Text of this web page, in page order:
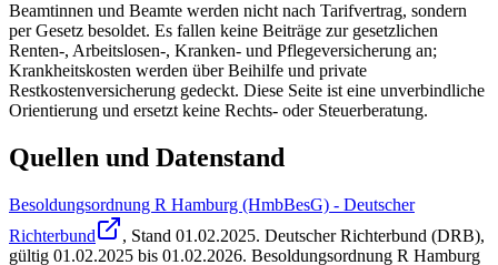
Beamtinnen und Beamte werden nicht nach Tarifvertrag, sondern
per Gesetz besoldet. Es fallen keine Beiträge zur gesetzlichen
Renten-, Arbeitslosen-, Kranken- und Pflegeversicherung an;
Krankheitskosten werden über Beihilfe und private
Restkostenversicherung gedeckt. Diese Seite ist eine unverbindliche
Orientierung und ersetzt keine Rechts- oder Steuerberatung.
Quellen und Datenstand
Besoldungsordnung R Hamburg (HmbBesG) - Deutscher
Richterbund
, Stand 01.02.2025. Deutscher Richterbund (DRB),
gültig 01.02.2025 bis 01.02.2026. Besoldungsordnung R Hamburg